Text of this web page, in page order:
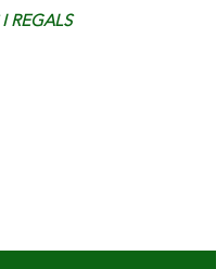
REGALS